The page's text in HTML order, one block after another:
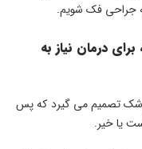
به جراحی فک شویم.
درمان نیاز به
تصمیم می گیرد که پس
یا خیر.